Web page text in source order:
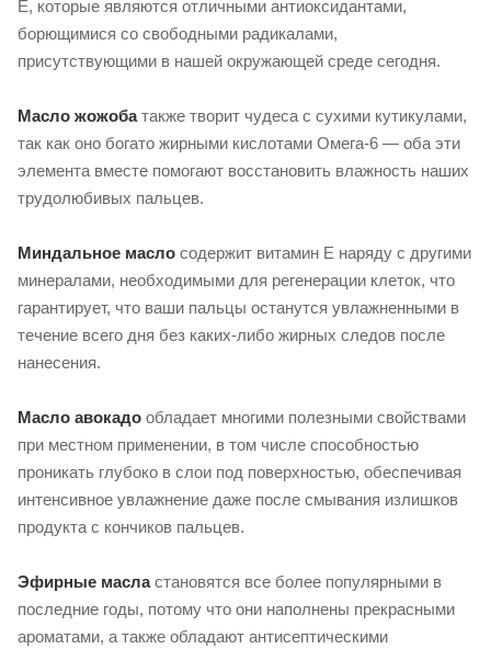
Е, которые являются отличными антиоксидантами,
борющимися со свободными радикалами,
присутствующими в нашей окружающей среде сегодня.
Масло жожобатакже творит чудеса с сухими кутикулами,
так как оно богато жирными кислотами Омега-6 — оба эти
элемента вместе помогают восстановить влажность наших
трудолюбивых пальцев.
Миндальное масло содержит витамин Е наряду с другими
минералами, необходимыми для регенерации клеток, что
гарантирует, что ваши пальцы останутся увлажненными в
течение всего дня без каких-либо жирных следов после
нанесения.
Масло авокадо обладает многими полезными свойствами
при местном применении, в том числе способностью
проникать глубоко в слои под поверхностью, обеспечивая
интенсивное увлажнение даже после смывания излишков
продукта с кончиков пальцев.
Эфирные масластановятся все более популярными в
последние годы, потому что они наполнены прекрасными
ароматами, а также обладают антисептическими